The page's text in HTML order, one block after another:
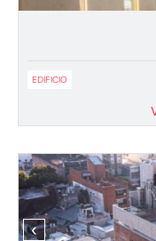
EDIFICIO
‹